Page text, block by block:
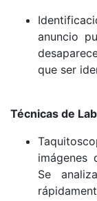
anuncio
que ser
Técnicas de
imágenes
Se